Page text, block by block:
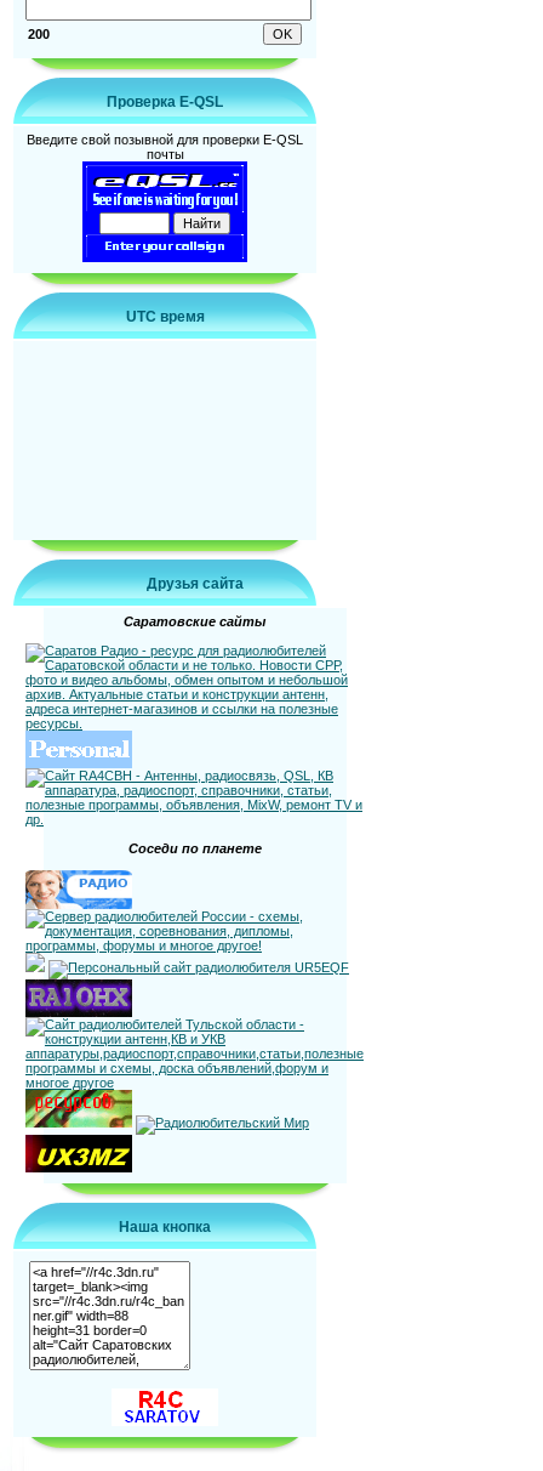
200
Проверка E-QSL
Введите свой позывной для проверки E-QSL
почты
UTC время
Друзья сайта
Саратовские сайты
Соседи по планете
Наша кнопка